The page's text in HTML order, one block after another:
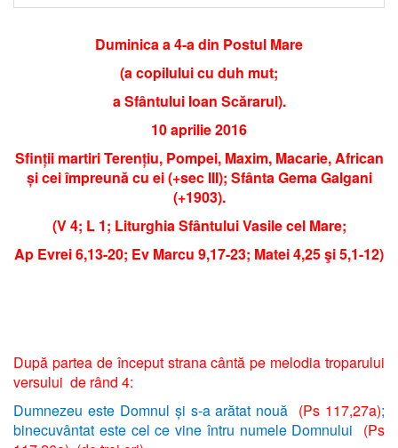
Duminica a 4-a din Postul Mare
(a copilului cu duh mut;
a Sfântului Ioan Scărarul).
10 aprilie 2016
Sfinții martiri Terențiu, Pompei, Maxim, Macarie, African
și cei împreună cu ei (+sec III); Sfânta Gema Galgani
(+1903).
(V 4; L 1; Liturghia Sfântului Vasile cel Mare;
Ap Evrei 6,13-20; Ev Marcu 9,17-23; Matei 4,25 şi 5,1-12)
După partea de început strana cântă pe melodia troparului
versului de rând 4:
Dumnezeu este Domnul și s-a arătat nouă (Ps 117,27a);
binecuvântat este cel ce vine întru numele Domnului
(Ps